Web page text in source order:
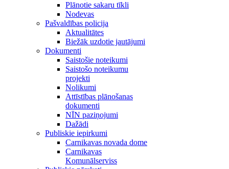
Plānotie sakaru tīkli
Nodevas
Pašvaldības policija
Aktualitātes
Biežāk uzdotie jautājumi
Dokumenti
Saistošie noteikumi
Saistošo noteikumu
projekti
Nolikumi
Attīstības plānošanas
dokumenti
NĪN paziņojumi
Dažādi
Publiskie iepirkumi
Carnikavas novada dome
Carnikavas
Komunālserviss